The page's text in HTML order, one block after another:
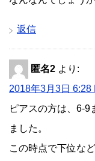
返信
匿名2 より:
2018年3月3日 6:28
ピアスの方は、6-9
ました。
この時点で下位な